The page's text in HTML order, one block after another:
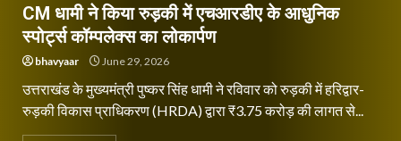
CM धामी ने किया रुड़की में एचआरडीए के आधुनिक
स्पोर्ट्स कॉम्पलेक्स का लोकार्पण
bhavyaar June 29, 2026
उत्तराखंड के मुख्यमंत्री पुष्कर सिंह धामी ने रविवार को रुड़की में हरिद्वार-
रुड़की विकास प्राधिकरण (HRDA) द्वारा ₹3.75 करोड़ की लागत से...